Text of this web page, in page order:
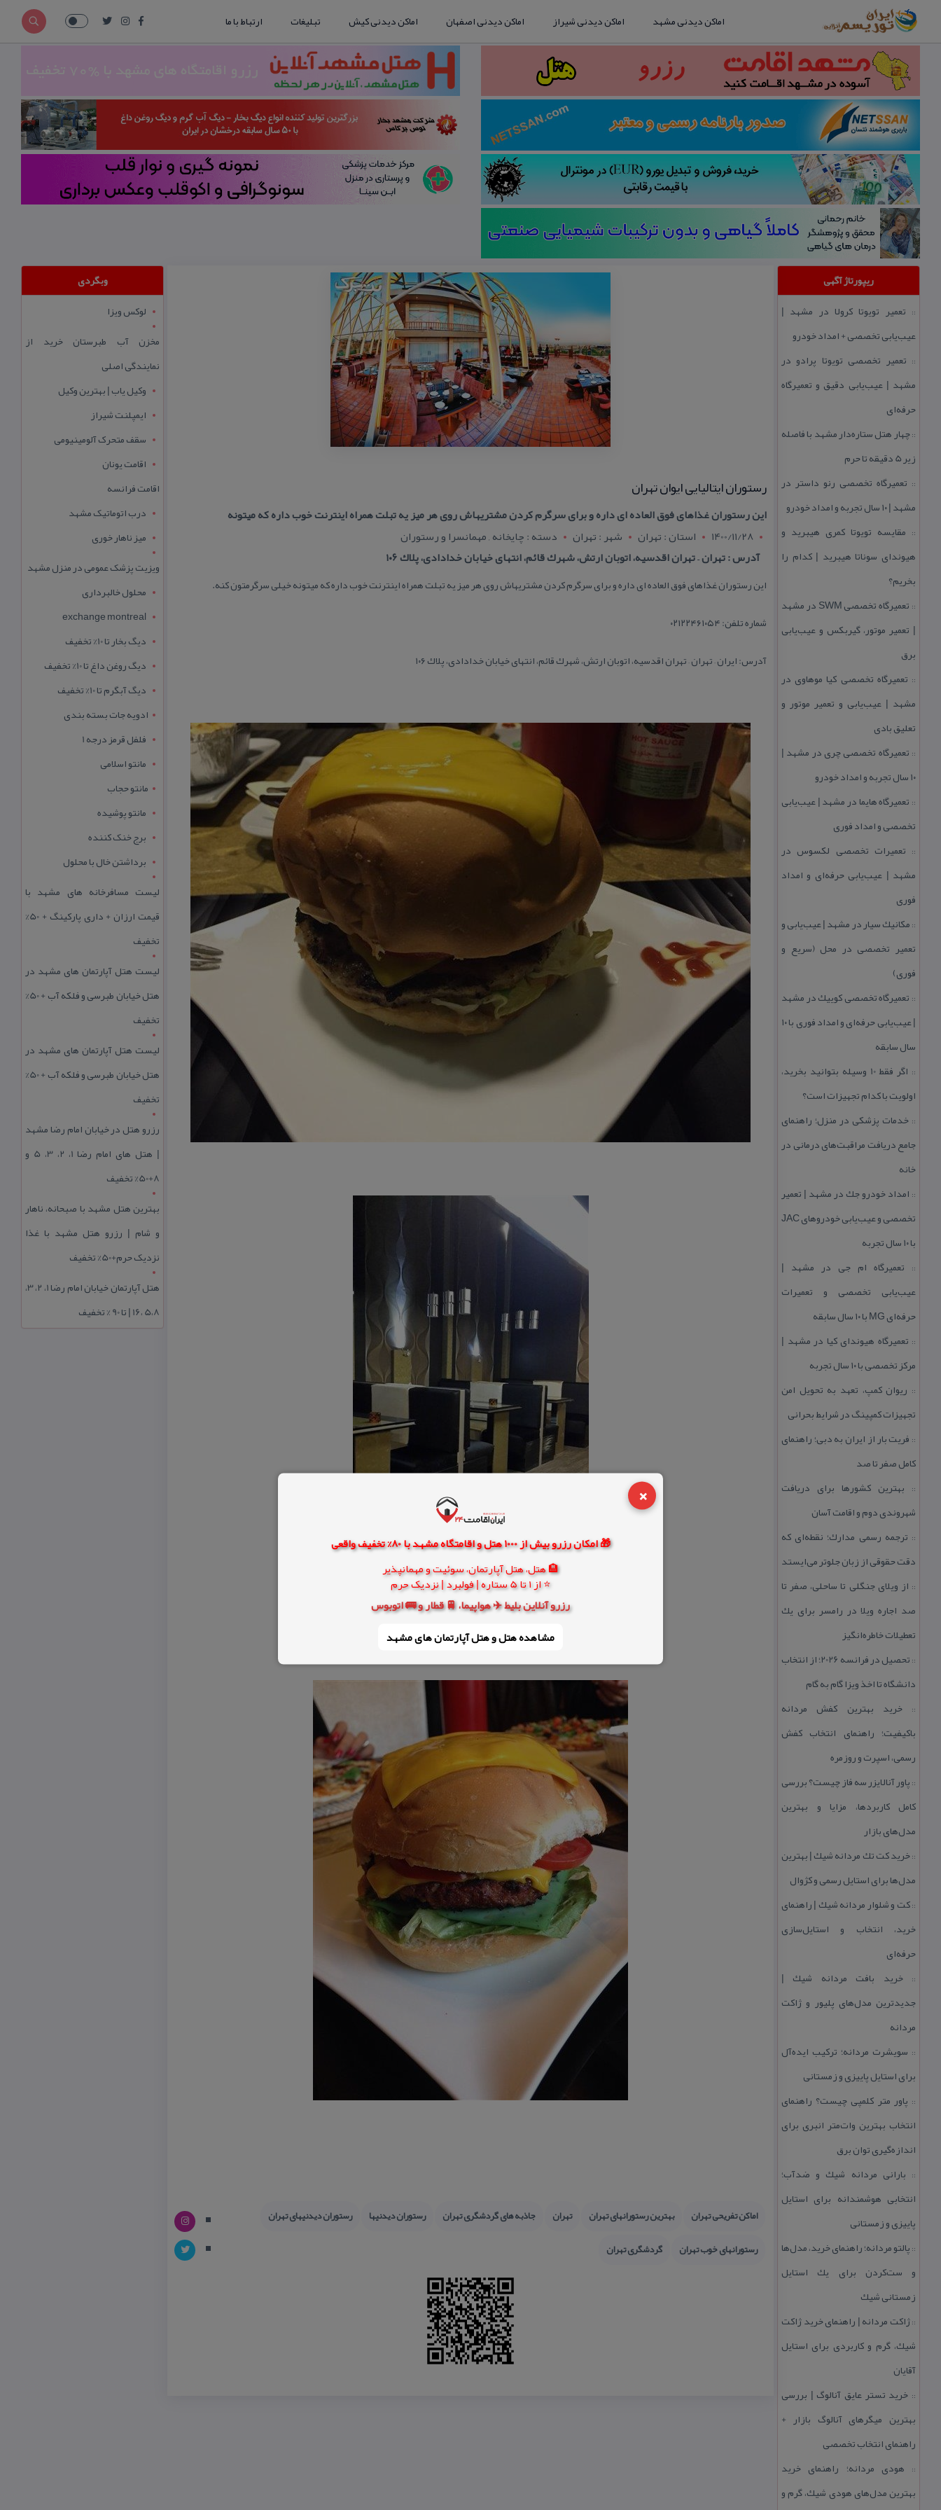
×
🎁 امکان رزرو بیش از 1000 هتل و اقامتگاه مشهد با 80% تخفیف واقعی
🏨 هتل، هتل آپارتمان، سوئیت و مهمانپذیر
⭐ از 1 تا 5 ستاره | فولبرد | نزدیک حرم
رزرو آنلاین بلیط ✈️ هواپیما، 🚆 قطار و 🚌 اتوبوس
مشاهده هتل و هتل‌ آپارتمان های مشهد
اماکن دیدنی مشهد اماکن دیدنی شیراز اماکن دیدنی اصفهان اماکن دیدنی کیش تبلیغات ارتباط با ما
ریپورتاژ آگهی
:: تعمیر تویوتا كرولا در مشهد |
عیب‌یابی تخصصی + امداد خودرو
:: تعمیر تخصصی تویوتا پرادو در
مشهد | عیب‌یابی دقیق و تعمیرگاه
حرفه‌ای
::چهار هتل‌ ستاره‌دار مشهد با فاصله
زیر 5 دقیقه تا حرم
:: تعمیرگاه تخصصی رنو داستر در
مشهد | ۱۰ سال تجربه و امداد خودرو
:: مقایسه تویوتا كمری هیبرید و
هیوندای سوناتا هیبرید | كدام را
بخریم؟
::
تعمیرگاه تخصصی SWM در مشهد
| تعمیر موتور، گیربكس و عیب‌یابی
برق
:: تعمیرگاه تخصصی كیا موهاوی در
مشهد | عیب‌یابی و تعمیر موتور و
تعلیق بادی
:: تعمیرگاه تخصصی چری در مشهد |
۱۰ سال تجربه و امداد خودرو
:: تعمیرگاه هایما در مشهد | عیب‌یابی
تخصصی و امداد فوری
:: تعمیرات تخصصی لكسوس در
مشهد | عیب‌یابی حرفه‌ای و امداد
فوری
:: مكانیك سیار در مشهد | عیب‌یابی و
تعمیر تخصصی در محل (سریع و
فوری)
:: تعمیرگاه تخصصی كوییك در مشهد
| عیب‌یابی حرفه‌ای و امداد فوری با ۱۰
سال سابقه
::
اگر فقط 10 وسیله بتوانید بخرید،
اولویت با كدام تجهیزات است؟
:: خدمات پزشكی در منزل؛ راهنمای
جامع دریافت مراقبت‌های درمانی در
خانه
:: امداد خودرو جك در مشهد | تعمیر
تخصصی و عیب‌یابی خودروهای JAC
با ۱۰ سال تجربه
:: تعمیرگاه ام جی در مشهد |
عیب‌یابی تخصصی و تعمیرات
حرفه‌ای MG با ۱۰ سال سابقه
:: تعمیرگاه هیوندای كیا در مشهد |
مركز تخصصی با ۱۰ سال تجربه
:: ریوان كمپ، تعهد به تحویل امن
تجهیزات كمپینگ در شرایط بحرانی
:: فریت بار از ایران به دبی؛ راهنمای
كامل صفر تا صد
:: بهترین كشورها برای دریافت
شهروندی دوم و اقامت آسان
:: ترجمه رسمی مدارك؛ نقطه‌ای كه
دقت حقوقی از زبان جلوتر می‌ایستد
:: از ویلای جنگلی تا ساحلی، صفر تا
صد اجاره ویلا در رامسر برای یك
تعطیلات خاطره‌انگیز
::
تحصیل در فرانسه 2026؛ از انتخاب
دانشگاه تا اخذ ویزا گام به گام
::خرید بهترین كفش مردانه
باكیفیت؛ راهنمای انتخاب كفش
رسمی، اسپرت و روزمره
:: پاور آنالایزر سه فاز چیست؟ بررسی
كامل كاربردها، مزایا و بهترین
مدل‌های بازار
::خرید كت تك مردانه شیك | بهترین
مدل‌ها برای استایل رسمی و كژوال
::كت و شلوار مردانه شیك | راهنمای
خرید، انتخاب و استایل‌سازی
حرفه‌ای
::خرید بافت مردانه شیك |
جدیدترین مدل‌های پلیور و ژاكت
مردانه
:: سویشرت مردانه؛ تركیب ایده‌آل
برای استایل پاییزی و زمستانی
:: پاور متر كلمپی چیست؟ راهنمای
انتخاب بهترین وات‌متر انبری برای
اندازه‌گیری توان برق
:: بارانی مردانه شیك و ضدآب؛
انتخابی هوشمندانه برای استایل
پاییزی و زمستانی
:: پالتو مردانه؛ راهنمای خرید، مدل‌ها
و ست‌كردن برای یك استایل
زمستانی شیك
::ژاكت مردانه | راهنمای خرید ژاكت
شیك، گرم و كاربردی برای استایل
آقایان
:: خرید تستر عایق آنالوگ | بررسی
بهترین میگرهای آنالوگ بازار +
راهنمای انتخاب تخصصی
:: هودی مردانه؛ راهنمای خرید
بهترین مدل‌های هودی شیك، گرم و
رستوران ایتالیایی ایوان تهران
این رستوران غذاهای فوق العاده ای داره و برای سرگرم كردن مشتریهاش روی هر میز یه تبلت همراه اینترنت خوب داره كه میتونه
1400/11/28
استان : تهران شهر : تهران
دسته : چایخانه , مهمانسرا و رستوران
آدرس : تهران – تهران اقدسیه، اتوبان ارتش، شهرك قائم، انتهای خیابان خدادادی، پلاك ۱۰۶
این رستوران غذاهای فوق العاده ای داره و برای سرگرم كردن مشتریهاش روی هر میز یه تبلت همراه اینترنت خوب داره كه میتونه خیلی سرگرمتون كنه.
شماره تلفن: ۰۲۱۲۲۴۶۱۰۵۴
آدرس: ایران – تهران – تهران اقدسیه، اتوبان ارتش، شهرك قائم، انتهای خیابان خدادادی، پلاك ۱۰۶
اماكن تفریحی تهران بهترین رستورانهای تهران تهران جاذبه های گردشگری تهران رستوران دیدنیها
رستوران دیدنیهای تهران
رستورانهای خوب تهران
گردشگری تهران
وبگردی
لوکس ویزا
مخزن آب طبرستان خرید از
نمایندگی اصلی
وکیل یاب | بهترین وکیل
ایمپلنت شیراز
سقف متحرک آلومینیومی
اقامت یونان
اقامت فرانسه
درب اتوماتیک مشهد
میز ناهار خوری
ویزیت پزشک عمومی در منزل مشهد
محلول خالبرداری
exchange montreal
دیگ بخار تا 10% تخفیف
دیگ روغن داغ تا 10% تخفیف
دیگ آبگرم تا 10% تخفیف
ادویه جات بسته بندی
فلفل قرمز درجه 1
مانتو اسلامی
مانتو حجاب
مانتو پوشیده
برج خنک کننده
برداشتن خال با محلول
لیست مسافرخانه های مشهد با
قیمت ارزان + داری پارکینگ + 50%
تخفیف
لیست هتل آپارتمان های مشهد در
هتل خیابان طبرسی و فلکه آب + 50%
تخفیف
لیست هتل آپارتمان های مشهد در
هتل خیابان طبرسی و فلکه آب + 50%
تخفیف
رزرو هتل در خیابان امام رضا مشهد
| هتل‌ های امام رضا 1، 2، 3، 5 و
8+50% تخفیف
بهترین هتل مشهد با صبحانه، ناهار
و شام | رزرو هتل مشهد با غذا
نزدیک حرم+50% تخفیف
هتل آپارتمان خیابان امام رضا 1، 2، 3،
5،8 ،16 | تا 90 % تخفیف